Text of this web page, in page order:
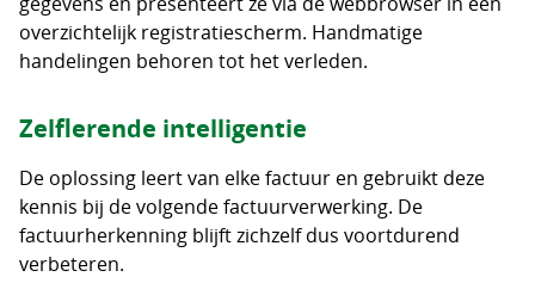
overzichtelijk registratiescherm. Handmatige
handelingen behoren tot het verleden.
Zelflerende intelligentie
De oplossing leert van elke factuur en gebruikt deze
kennis bij de volgende factuurverwerking. De
factuurherkenning blijft zichzelf dus voortdurend
verbeteren.